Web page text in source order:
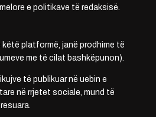
e politikave të redaksisë.
platformë, janë prodhime të
me të cilat bashkëpunon).
të publikuar në uebin e
në rrjetet sociale, mund të